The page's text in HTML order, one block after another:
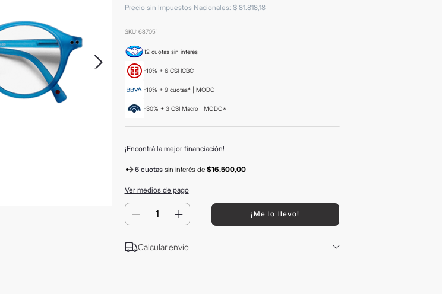
Precio sin Impuestos Nacionales: $ 81.818,18
SKU:687051
12 cuotas sin interés
-10% + 6 CSI ICBC
-10% + 9 cuotas* | MODO
-30% + 3 CSI Macro | MODO*
¡Encontrá la mejor financiación!
6 cuotas sin interésde $16.500,00
Ver medios de pago
＋
－ ¡Me lo llevo!
Calcular envío